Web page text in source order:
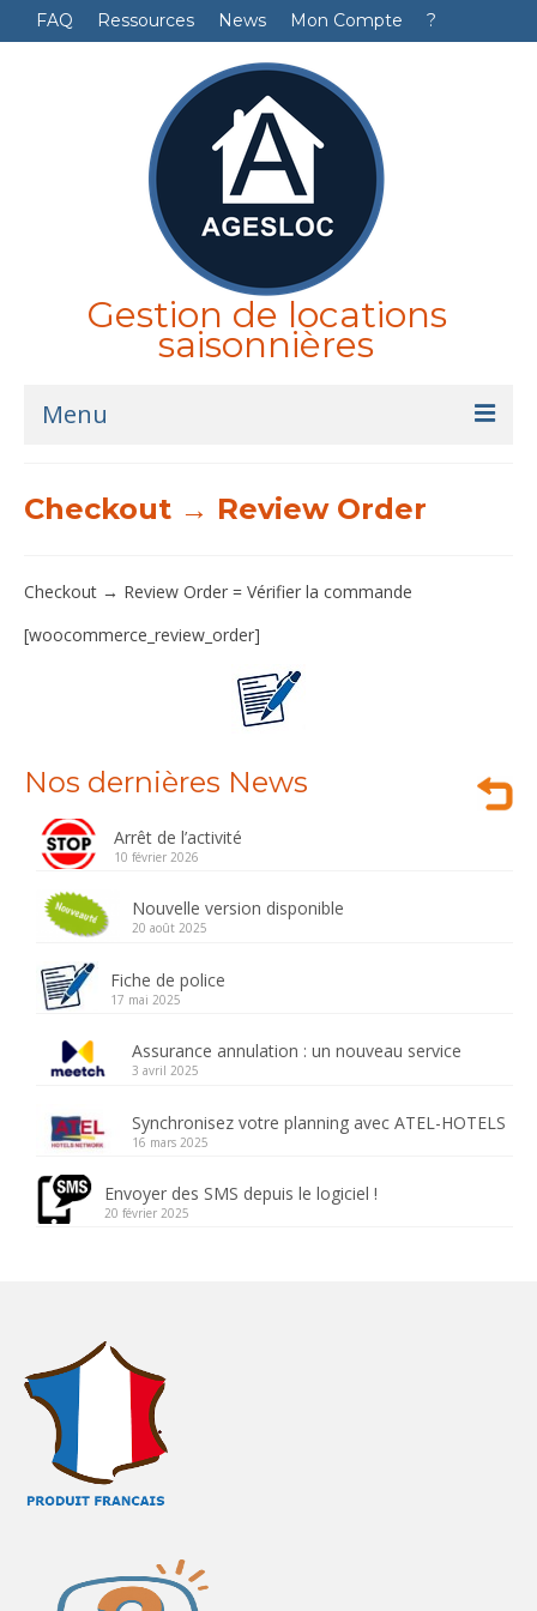
FAQ Ressources News Mon Compte ?
Gestion de locations
saisonnières
Menu
Services
Références
Checkout → Review Order
Checkout → Review Order = Vérifier la commande
[woocommerce_review_order]
Nos dernières News
Arrêt de l’activité
10 février 2026
Nouvelle version disponible
20 août 2025
Fiche de police
17 mai 2025
Assurance annulation : un nouveau service
3 avril 2025
Synchronisez votre planning avec ATEL-HOTELS
16 mars 2025
Envoyer des SMS depuis le logiciel !
20 février 2025